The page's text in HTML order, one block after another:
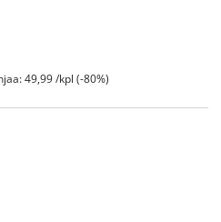
49,99 /kpl (-80%)